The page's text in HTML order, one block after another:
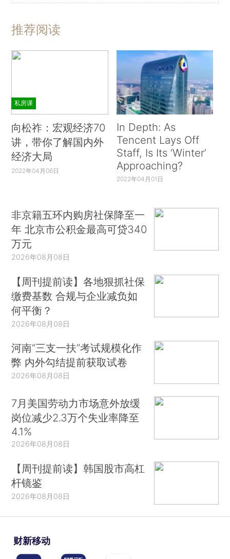
推荐阅读
私房课
向松祚：宏观经济70
讲，带你了解国内外
经济大局
2022年04月06日
In Depth: As
Tencent Lays Off
Staff, Is Its ‘Winter’
Approaching?
2022年04月01日
非京籍五环内购房社保降至一
年 北京市公积金最高可贷340
万元
2026年08月08日
【周刊提前读】各地狠抓社保
缴费基数 合规与企业减负如
何平衡？
2026年08月08日
河南“三支一扶”考试规模化作
弊 内外勾结提前获取试卷
2026年08月08日
7月美国劳动力市场意外放缓
岗位减少2.3万个失业率降至
4.1%
2026年08月08日
【周刊提前读】韩国股市高杠
杆镜鉴
2026年08月08日
财新移动